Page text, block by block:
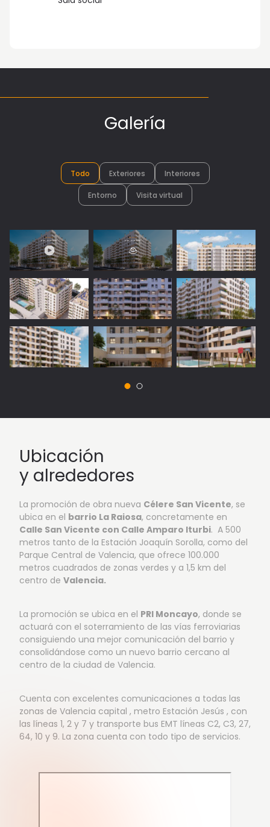
Galería
Todo Exteriores Interiores
Entorno Visita virtual
Ubicación
y alrededores
La promoción de obra nueva Célere San Vicente, se
ubica en el barrio La Raiosa, concretamente en
Calle San Vicente con Calle Amparo Iturbi. A 500
metros tanto de la Estación Joaquín Sorolla, como del
Parque Central de Valencia, que ofrece 100.000
metros cuadrados de zonas verdes y a 1,5 km del
centro de Valencia.
La promoción se ubica en el PRI Moncayo, donde se
actuará con el soterramiento de las vías ferroviarias
consiguiendo una mejor comunicación del barrio y
consolidándose como un nuevo barrio cercano al
centro de la ciudad de Valencia.
Cuenta con excelentes comunicaciones a todas las
zonas de Valencia capital , metro Estación Jesús , con
las líneas 1, 2 y 7 y transporte bus EMT líneas C2, C3, 27,
64, 10 y 9. La zona cuenta con todo tipo de servicios.